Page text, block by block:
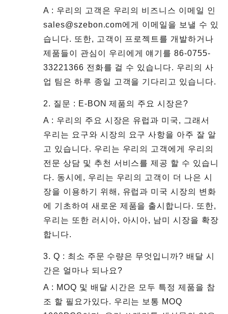
A : 우리의 고객은 우리의 비즈니스 이메일 인
sales@szebon.com에게 이메일을 보낼 수 있
습니다. 또한, 고객이 프로젝트를 개발하거나
제품들이 관심이 우리에게 얘기를 86-0755-
33221366 전화를 걸 수 있습니다. 우리의 사
업 팀은 하루 종일 고객을 기다리고 있습니다.
2. 질문 : E-BON 제품의 주요 시장은?
A : 우리의 주요 시장은 유럽과 미국, 그래서
우리는 요구와 시장의 요구 사항을 아주 잘 알
고 있습니다. 우리는 우리의 고객에게 우리의
전문 상담 및 추천 서비스를 제공 할 수 있습니
다. 동시에, 우리는 우리의 고객이 더 나은 시
장을 이용하기 위해, 유럽과 미국 시장의 변화
에​​ 기초하여 새로운 제품을 출시합니다. 또한,
우리는 또한 러시아, 아시아, 남미 시장을 확장
합니다.
3. Q : 최소 주문 수량은 무엇입니까? 배달 시
간은 얼마나 되나요?
A : MOQ 및 배달 시간은 모두 특정 제품을 참
조 할 필요가있다. 우리는 보통 MOQ